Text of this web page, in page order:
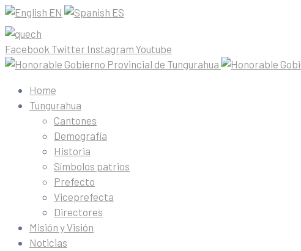
EN ES
Facebook Twitter Instagram Youtube
Home
Tungurahua
Cantones
Demografía
Historia
Símbolos patrios
Prefecto
Viceprefecta
Directores
Misión y Visión
Noticias